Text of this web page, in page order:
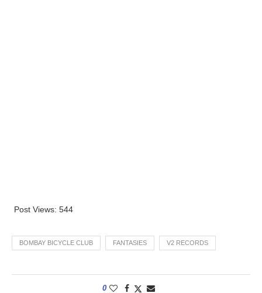
Post Views: 544
BOMBAY BICYCLE CLUB FANTASIES V2 RECORDS
0